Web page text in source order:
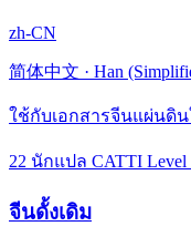
zh-CN
简体中文 · Han
ใช้กับเอกสารจีนแผ่นดิ
22 นักแปล CATTI Level
จีนดั้งเดิม